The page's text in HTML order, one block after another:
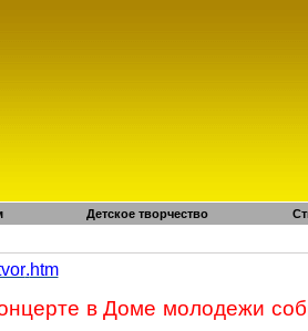
Детское творчество
.htm
в Доме молодежи